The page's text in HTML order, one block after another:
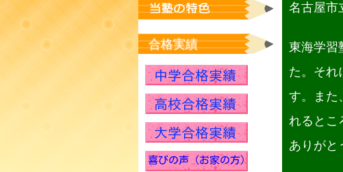
名古屋市
東海学習
た。それ
す。また
れるとこ
ありがと
合格実績